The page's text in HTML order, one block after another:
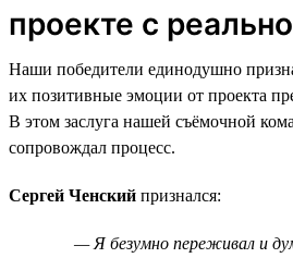
проекте с
Наши победители единодушно
их позитивные эмоции от проекта
В этом заслуга нашей съёмочной
сопровождал процесс.
Сергей Ченский признался:
— Я безумно переживал и